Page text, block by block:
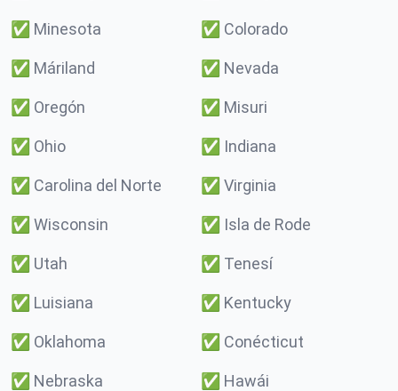
✅ Minesota ✅ Colorado
✅ Máriland ✅ Nevada
✅ Oregón ✅ Misuri
✅ Ohio ✅ Indiana
✅ Carolina del Norte ✅ Virginia
✅ Wisconsin ✅ Isla de Rode
✅ Utah ✅ Tenesí
✅ Luisiana ✅ Kentucky
✅ Oklahoma ✅ Conécticut
✅ Nebraska ✅ Hawái